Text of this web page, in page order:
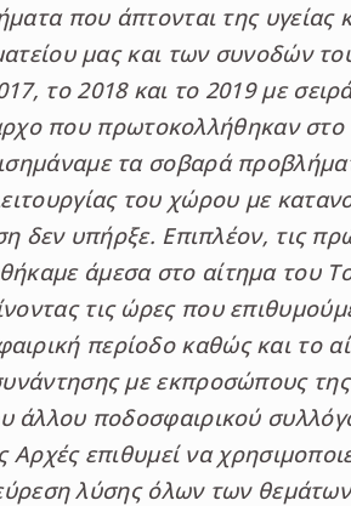
που άπτονται της υγείας
μας και των συνοδών
το 2018 και το 2019 με
που πρωτοκολλήθηκαν στο
τα σοβαρά
του χώρου με
δεν υπήρξε. Επιπλέον, τις
άμεσα στο αίτημα του
τις ώρες που
περίοδο καθώς και το
με εκπροσώπους της
άλλου ποδοσφαιρικού
επιθυμεί να
λύσης όλων των θεμάτων